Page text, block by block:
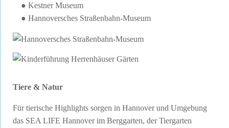
● Kestner Museum
● Hannoversches Straßenbahn-Museum
Tiere & Natur
Für tierische Highlights sorgen in Hannover und Umgebung
das SEA LIFE Hannover im Berggarten, der Tiergarten